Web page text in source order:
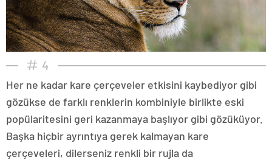
4
Her ne kadar kare çerçeveler etkisini kaybediyor gibi
gözükse de farklı renklerin kombiniyle birlikte eski
popülaritesini geri kazanmaya başlıyor gibi gözüküyor.
Başka hiçbir ayrıntıya gerek kalmayan kare
çerçeveleri, dilerseniz renkli bir rujla da